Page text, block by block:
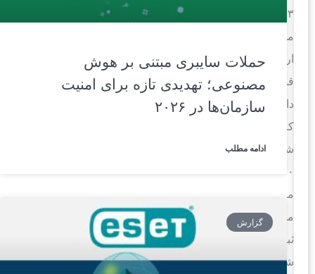
مورد
ارزیابی
قرار
داد؛
شامل
میلیون
مورد
ثبت
شده
حملات سایبری مبتنی بر هوش
مصنوعی؛ تهدیدی تازه برای امنیت
سازمان‌ها در ۲۰۲۶
ادامه مطلب
گزارش